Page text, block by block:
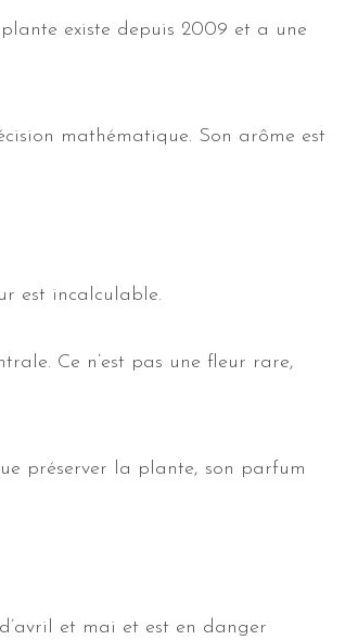
existe depuis 2009 et a une
mathématique. Son arôme est
est incalculable.
Ce n’est pas une fleur rare,
préserver la plante, son parfum
et mai et est en danger